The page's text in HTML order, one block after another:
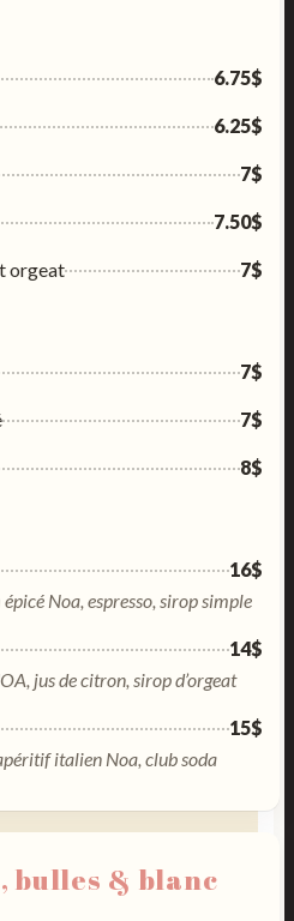
6.75$
6.25$
7$
7.50$
orgeat 7$
7$
7$
8$
16$
Noa, espresso, sirop simple
14$
jus de citron, sirop d’orgeat
15$
italien Noa, club soda
bulles & blanc